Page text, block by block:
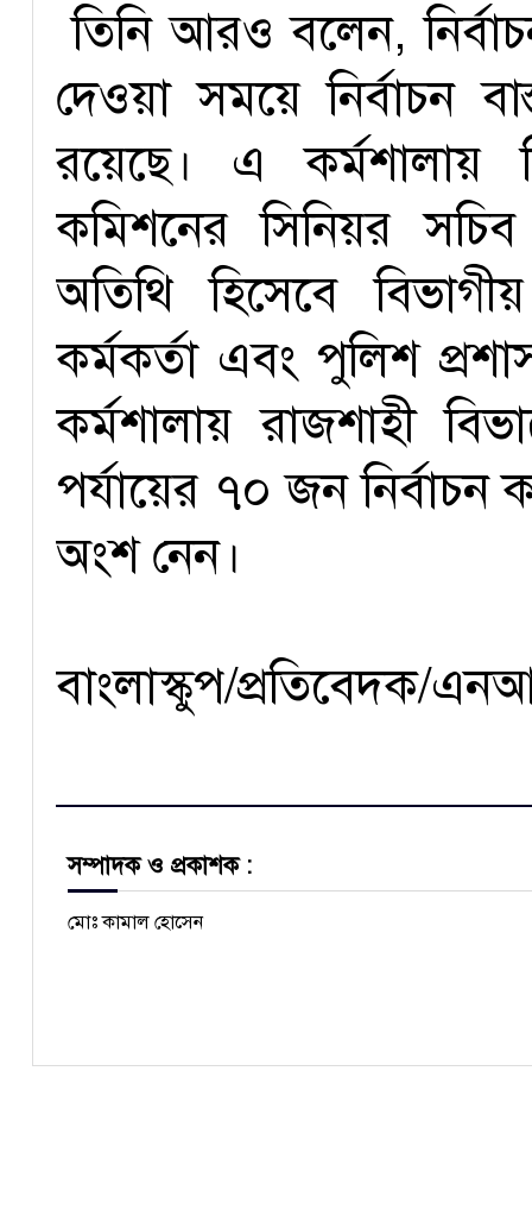
তিনি আরও বলেন,
দেওয়া সময়ে নির্বাচন
রয়েছে। এ কর্মশালায়
কমিশনের সিনিয়র
অতিথি হিসেবে
কর্মকর্তা এবং পুলিশ
কর্মশালায় রাজশাহী
পর্যায়ের ৭০ জন নির্বাচন
অংশ নেন।
বাংলাস্কুপ/প্রতিবেদক/
সম্পাদক ও প্রকাশক :
মোঃ কামাল হোসেন